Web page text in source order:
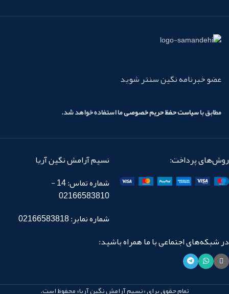
عضو خبرنامه نگین سنتر شوید
مطابق باسیاست حفظ حریم خصوصیما استفاده خواهد شد.
روش‌های پرداخت:
نسیم آرامش نگین آریا
شماره تماس: 14 -
02166583810
شماره نمابر: 02166583818
در شبکه‌های اجتماعی با ما همراه باشید:
تمام حقوق برای «نسیم آرامش نگین آریا» محفوظ است.